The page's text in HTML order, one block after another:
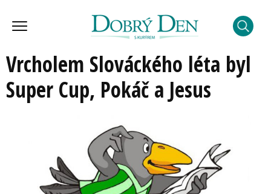
Vrcholem Slováckého léta byl
Super Cup, Pokáč a Jesus